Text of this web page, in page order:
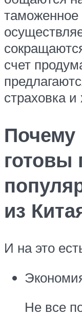
счет
страховка и
Почему
готовы
из
И на это
Не все